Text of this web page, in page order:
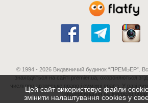
© 1994 - 2026 Видавничий будинок “ПРЕМЬЕР”.
знаходяться на сайті premier.ua, охороняються
числі про авторське право і суміжні права. У разі
гіперпосилання на джерело
Цей сайт використовує файли
змінити налаштування cookies у